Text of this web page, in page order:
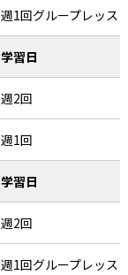
週1回グループレッス
学習日
週2回
週1回
学習日
週2回
週1回グループレッス